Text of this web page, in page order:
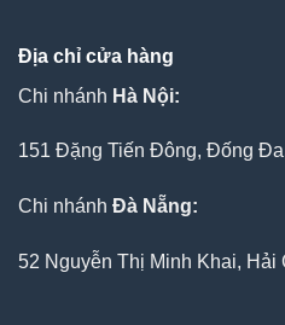
Địa chỉ cửa hàng
Chi nhánh Hà Nội:
151 Đặng Tiến Đông, Đống
Chi nhánh Đà Nẵng:
52 Nguyễn Thị Minh Khai, Hải